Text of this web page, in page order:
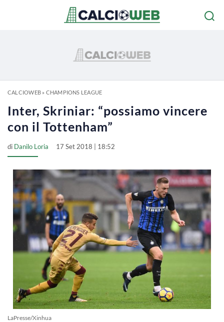
CALCIOWEB» CHAMPIONS LEAGUE
Inter, Skriniar: “possiamo vincere
con il Tottenham”
di Danilo Loria 17 Set 2018 | 18:52
LaPresse/Xinhua